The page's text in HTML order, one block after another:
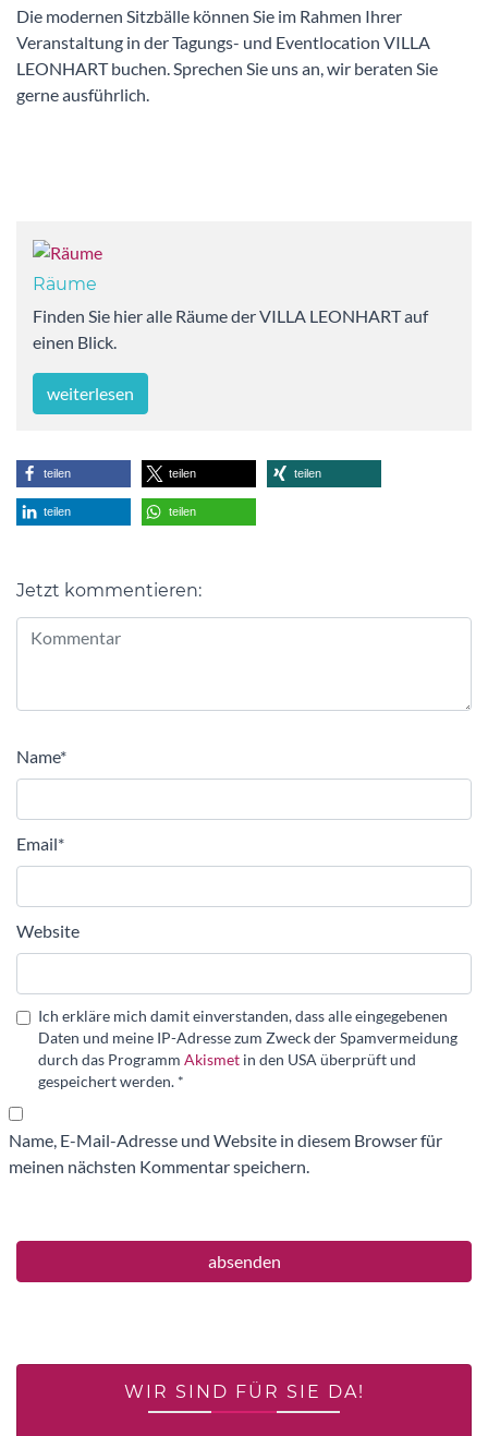
Die modernen Sitzbälle können Sie im Rahmen Ihrer
Veranstaltung in der Tagungs- und Eventlocation VILLA
LEONHART buchen. Sprechen Sie uns an, wir beraten Sie
gerne ausführlich.
Räume
Finden Sie hier alle Räume der VILLA LEONHART auf
einen Blick.
weiterlesen
teilen teilen teilen
teilen teilen
Jetzt kommentieren:
Name*
Email*
Website
Ich erkläre mich damit einverstanden, dass alle eingegebenen
Daten und meine IP-Adresse zum Zweck der Spamvermeidung
durch das Programm Akismet in den USA überprüft und
gespeichert werden. *
Name, E-Mail-Adresse und Website in diesem Browser für
meinen nächsten Kommentar speichern.
Alternative:
WIR SIND FÜR SIE DA!